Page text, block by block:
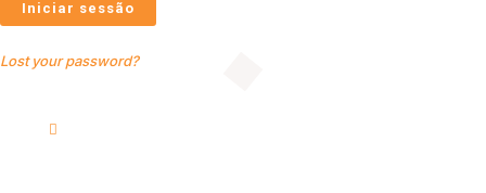
Lost your password?